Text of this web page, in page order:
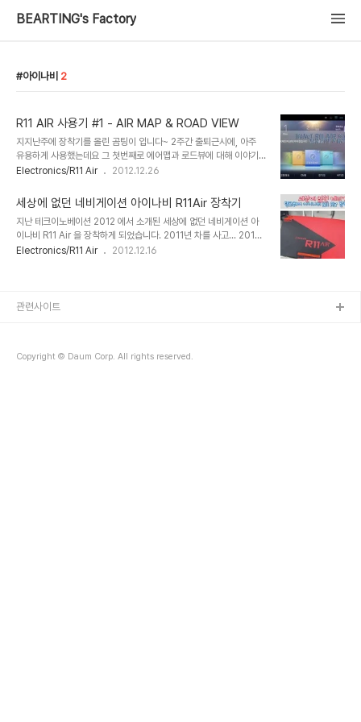
BEARTING's Factory
아이나비 2
R11 AIR 사용기 #1 - AIR MAP & ROAD VIEW
지지난주에 장착기를 올린 곰팅이 입니다~ 2주간 출퇴근시에, 아주
유용하게 사용했는데요 그 첫번째로 에어맵과 로드뷰에 대해 이야기
할까 합니다. 아이나비 R11 AIR의 특징중엔 몇가지의 큰 카테고리가
다. 그리고 그걸 보완해주는 ROAD VIEW가 있는데요 바로 어제 그
기능을 직접적으로 체험할수있는 상황이 발생 되었는데요 그전에 AIR
MAP을 잠시 보실까요~ 먼저 기존의 3D맵입니다. 그리고 R11 AIR
의 강점인 AIR MAP 입니다. AIR MAP은 그 이름과 같은 전자 항공
지도 인데요. 운전 초보자 또는 여성분들 이나 초행길일때 아주 유용할
Electronics/R11 Air 2012.12.26
세상에 없던 네비게이션 아이나비 R11Air 장착기
지난 테크이노베이션 2012 에서 소개된 세상에 없던 네비게이션 아
이나비 R11 Air 을 장착하게 되었습니다. 2011년 차를 사고... 2012
년 2월 폐차를 하고... (응?) 다시 그달에 출고한 지금의 스포티지R의
K9, SMART A, S 처럼 안드로이드를 탑제한 초고성능 네비게이션입
을 ..
Electronics/R11 Air 2012.12.16
Copyright © Daum Corp. All rights reserved.
관련사이트